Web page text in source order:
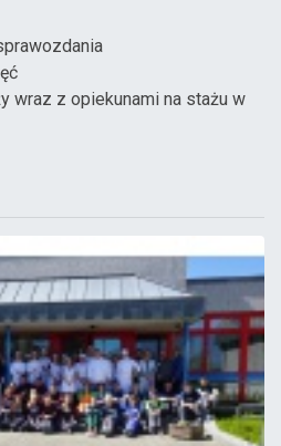
wraz z opiekunami na stażu w